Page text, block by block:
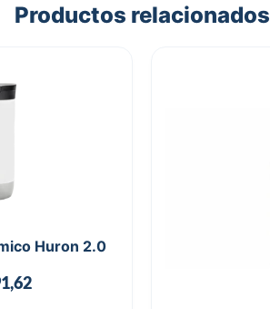
Productos relacionados
Huron 2.0